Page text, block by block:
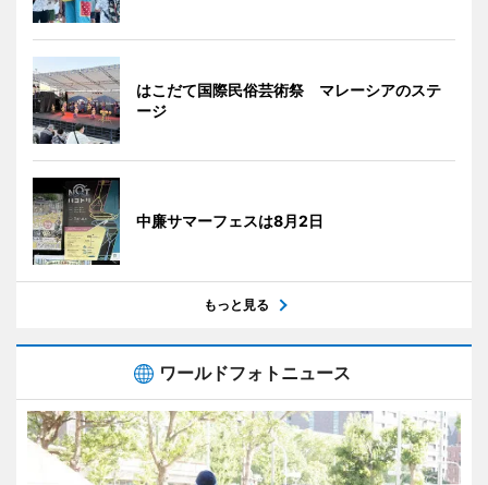
はこだて国際民俗芸術祭 マレーシアのステ
ージ
中廉サマーフェスは8月2日
もっと見る
ワールドフォトニュース